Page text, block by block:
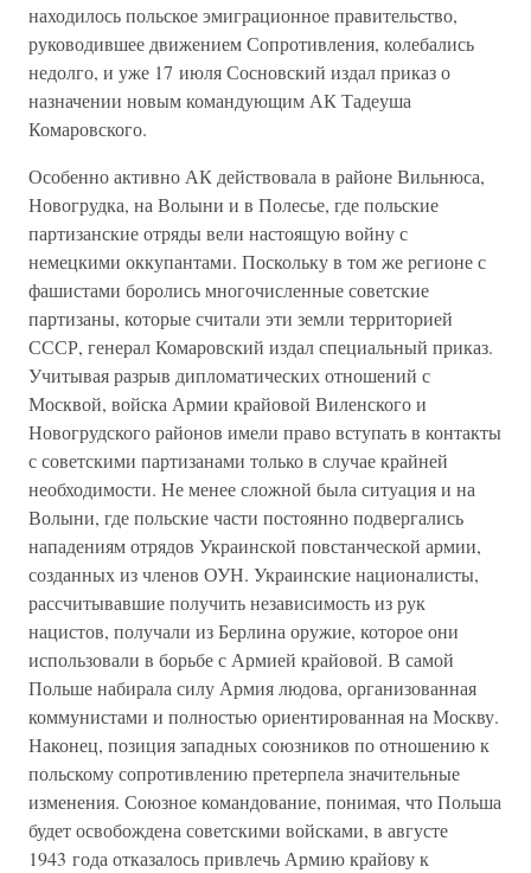
находилось польское эмиграционное правительство,
руководившее движением Сопротивления, колебались
недолго, и уже 17 июля Сосновский издал приказ о
назначении новым командующим АК Тадеуша
Комаровского.
Особенно активно АК действовала в районе Вильнюса,
Новогрудка, на Волыни и в Полесье, где польские
партизанские отряды вели настоящую войну с
немецкими оккупантами. Поскольку в том же регионе с
фашистами боролись многочисленные советские
партизаны, которые считали эти земли территорией
СССР, генерал Комаровский издал специальный приказ.
Учитывая разрыв дипломатических отношений с
Москвой, войска Армии крайовой Виленского и
Новогрудского районов имели право вступать в контакты
с советскими партизанами только в случае крайней
необходимости. Не менее сложной была ситуация и на
Волыни, где польские части постоянно подвергались
нападениям отрядов Украинской повстанческой армии,
созданных из членов ОУН. Украинские националисты,
рассчитывавшие получить независимость из рук
нацистов, получали из Берлина оружие, которое они
использовали в борьбе с Армией крайовой. В самой
Польше набирала силу Армия людова, организованная
коммунистами и полностью ориентированная на Москву.
Наконец, позиция западных союзников по отношению к
польскому сопротивлению претерпела значительные
изменения. Союзное командование, понимая, что Польша
будет освобождена советскими войсками, в августе
1943 года отказалось привлечь Армию крайову к